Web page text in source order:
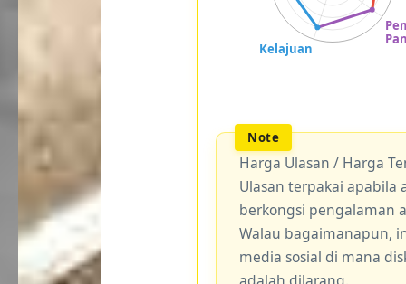
Harga Ulasan / Harga
Ulasan terpakai
berkongsi pengalaman
Walau bagaimanapun,
media sosial di mana